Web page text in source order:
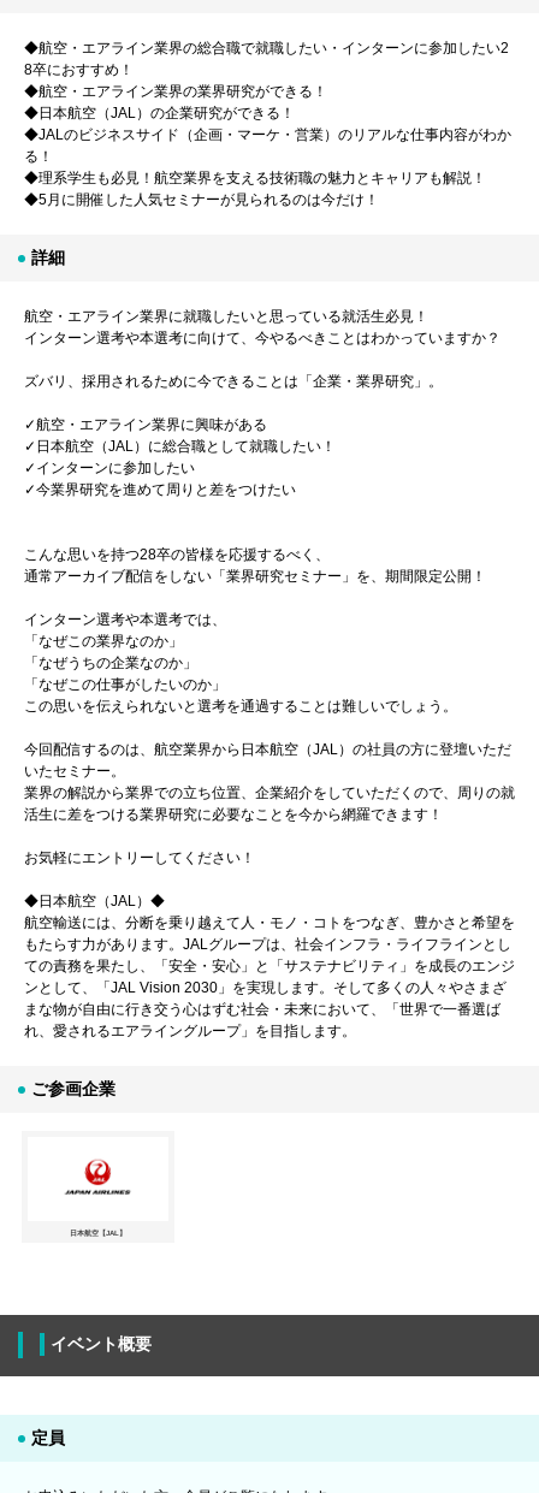
◆航空・エアライン業界の総合職で就職したい・インターンに参加したい2
8卒におすすめ！
◆航空・エアライン業界の業界研究ができる！
◆日本航空（JAL）の企業研究ができる！
◆JALのビジネスサイド（企画・マーケ・営業）のリアルな仕事内容がわか
る！
◆理系学生も必見！航空業界を支える技術職の魅力とキャリアも解説！
◆5月に開催した人気セミナーが見られるのは今だけ！
詳細
航空・エアライン業界に就職したいと思っている就活生必見！
インターン選考や本選考に向けて、今やるべきことはわかっていますか？
ズバリ、採用されるために今できることは「企業・業界研究」。
✓航空・エアライン業界に興味がある
✓日本航空（JAL）に総合職として就職したい！
✓インターンに参加したい
✓今業界研究を進めて周りと差をつけたい
こんな思いを持つ28卒の皆様を応援するべく、
通常アーカイブ配信をしない「業界研究セミナー」を、期間限定公開！
インターン選考や本選考では、
「なぜこの業界なのか」
「なぜうちの企業なのか」
「なぜこの仕事がしたいのか」
この思いを伝えられないと選考を通過することは難しいでしょう。
今回配信するのは、航空業界から日本航空（JAL）の社員の方に登壇いただ
いたセミナー。
業界の解説から業界での立ち位置、企業紹介をしていただくので、周りの就
活生に差をつける業界研究に必要なことを今から網羅できます！
お気軽にエントリーしてください！
◆日本航空（JAL）◆
航空輸送には、分断を乗り越えて人・モノ・コトをつなぎ、豊かさと希望を
もたらす力があります。JALグループは、社会インフラ・ライフラインとし
ての責務を果たし、「安全・安心」と「サステナビリティ」を成長のエンジ
ンとして、「JAL Vision 2030」を実現します。そして多くの人々やさまざ
まな物が自由に行き交う心はずむ社会・未来において、「世界で一番選ば
れ、愛されるエアライングループ」を目指します。
ご参画企業
日本航空【JAL】
イベント概要
定員